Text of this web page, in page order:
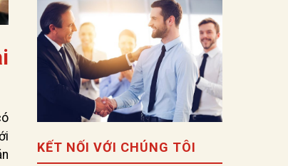
KẾT NỐI VỚI CHÚNG TÔI